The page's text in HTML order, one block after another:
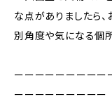
な点がありましたら、
別角度や気になる個
ーーーーーーーーー
ーーーーーーーーー